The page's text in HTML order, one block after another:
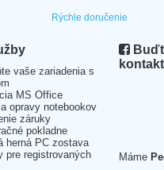
Rýchle doručenie
vaše zariadenia s
MS Office
opravy notebookov
záruky
pokladne
herná PC zostava
pre registrovaných
Máme